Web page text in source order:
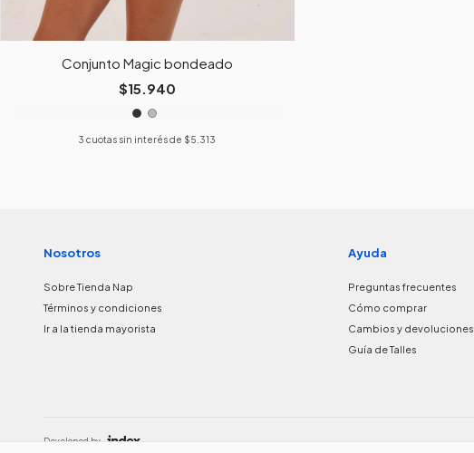
Conjunto Magic bondeado
$15.940
3 cuotas sin interés de $5.313
Nosotros
Sobre Tienda Nap
Términos y condiciones
Ir a la tienda mayorista
Ayuda
Preguntas frecuentes
Cómo comprar
Cambios y devoluciones
Guía de Talles
Developed by